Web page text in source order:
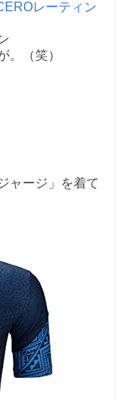
レーティン
。（笑）
ャージ」を着て